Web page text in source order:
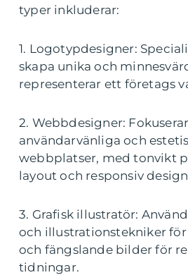
typer inkluderar:
1. Logotypdesigner:
skapa unika och
representerar ett företags
2. Webbdesigner:
användarvänliga och
webbplatser, med tonvikt
layout och responsiv
3. Grafisk illustratör:
och illustrationstekniker
och fängslande bilder för
tidningar.